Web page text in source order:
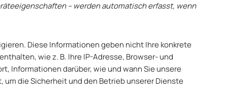
– werden automatisch erfasst, wenn
Diese Informationen geben nicht Ihre konkrete
wie z. B. Ihre IP-Adresse, Browser- und
Informationen darüber, wie und wann Sie unsere
die Sicherheit und den Betrieb unserer Dienste